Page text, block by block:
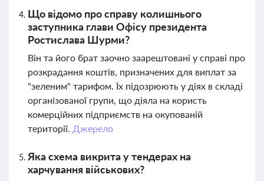
Що відомо про справу колишнього
заступника глави Офісу президента
Ростислава Шурми?
Він та його брат заочно заарештовані у справі про
розкрадання коштів, призначених для виплат за
"зеленим" тарифом. Їх підозрюють у діях в складі
організованої групи, що діяла на користь
комерційних підприємств на окупованій
території. Джерело
Яка схема викрита у тендерах на
харчування військових?